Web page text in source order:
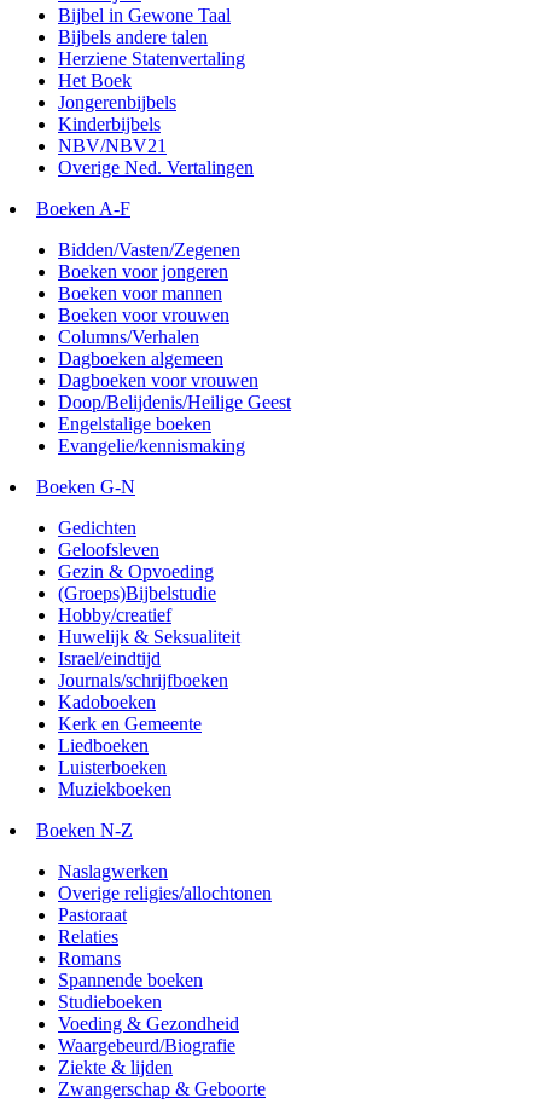
Bijbel in Gewone Taal
Bijbels andere talen
Herziene Statenvertaling
Het Boek
Jongerenbijbels
Kinderbijbels
NBV/NBV21
Overige Ned. Vertalingen
Boeken A-F
Bidden/Vasten/Zegenen
Boeken voor jongeren
Boeken voor mannen
Boeken voor vrouwen
Columns/Verhalen
Dagboeken algemeen
Dagboeken voor vrouwen
Doop/Belijdenis/Heilige Geest
Engelstalige boeken
Evangelie/kennismaking
Boeken G-N
Gedichten
Geloofsleven
Gezin & Opvoeding
(Groeps)Bijbelstudie
Hobby/creatief
Huwelijk & Seksualiteit
Israel/eindtijd
Journals/schrijfboeken
Kadoboeken
Kerk en Gemeente
Liedboeken
Luisterboeken
Muziekboeken
Boeken N-Z
Naslagwerken
Overige religies/allochtonen
Pastoraat
Relaties
Romans
Spannende boeken
Studieboeken
Voeding & Gezondheid
Waargebeurd/Biografie
Ziekte & lijden
Zwangerschap & Geboorte